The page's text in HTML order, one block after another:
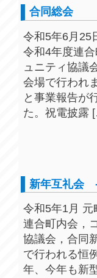
合同総会
令和5年6月25
令和4年度連
ュニティ協議
会場で行われ
と事業報告が
た。祝電披露
新年互礼会
令和5年1月 元
連合町内会，
協議会，合同
で行われる恒
年、今年も新